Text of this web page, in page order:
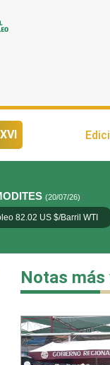
(20/07/26)
82.02 US $/Barril WTI
Notas